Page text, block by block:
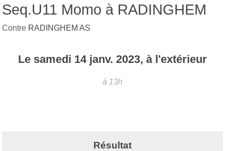
Seq.U11 Momo à RADINGHEM
Contre RADINGHEM AS
Le samedi 14 janv. 2023, à l'extérieur
à 13h
Résultat